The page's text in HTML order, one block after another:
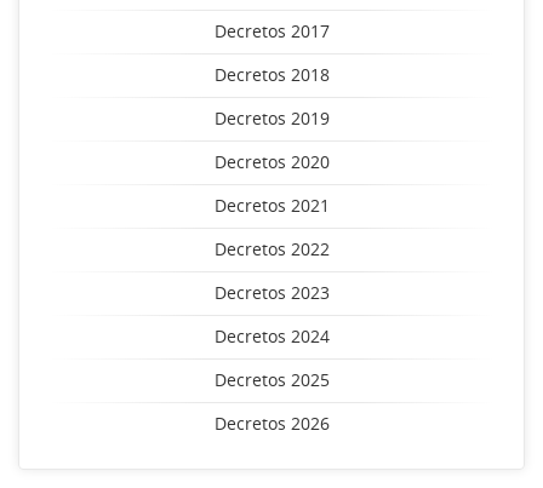
Decretos 2017
Decretos 2018
Decretos 2019
Decretos 2020
Decretos 2021
Decretos 2022
Decretos 2023
Decretos 2024
Decretos 2025
Decretos 2026